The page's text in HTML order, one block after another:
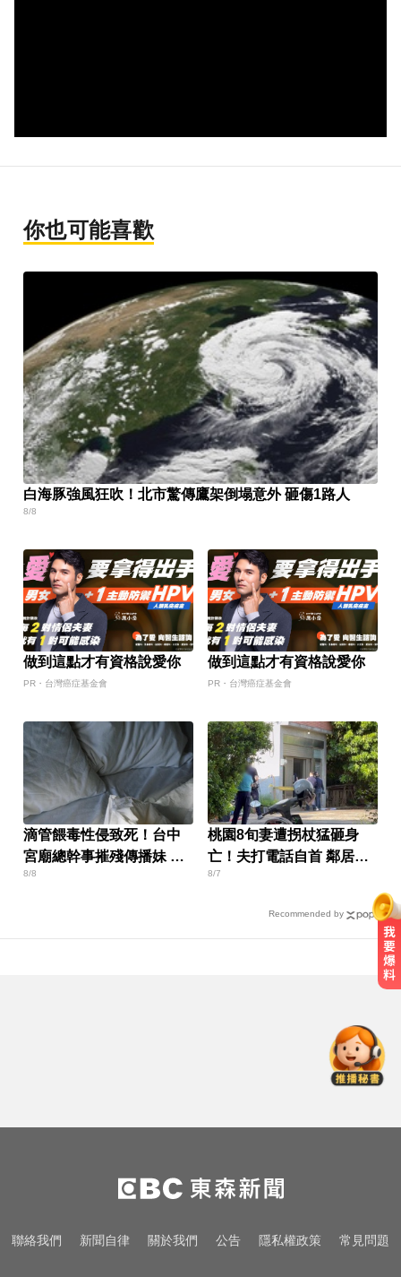
你也可能喜歡
白海豚強風狂吹！北市驚傳鷹架倒塌意外 砸傷1路人
8/8
做到這點才有資格說愛你
PR・台灣癌症基金會
做到這點才有資格說愛你
PR・台灣癌症基金會
滴管餵毒性侵致死！台中
宮廟總幹事摧殘傳播妹 下
場出爐
8/8
桃園8旬妻遭拐杖猛砸身
亡！夫打電話自首 鄰居曝
私下近況
8/7
Recommended by
美性能房車
三商美邦人壽將下市！8/20停牌 千
張大戶還有252人
五角大廈再公開UFO檔案 飛官阿富
聯絡我們 新聞自律 關於我們 公告 隱私權政策 常見問題